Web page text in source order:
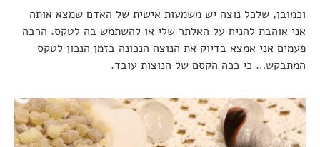
וכמובן, שלכל נוצה יש משמעות אישית של האדם שמצא אותה
אני אוהבת להניח על האלתר שלי או להשתמש בה לטקס. הרבה
פעמים אני אמצא בדיוק את הנוצה הנכונה בזמן הנכון לטקס
המתבקש… כי ככה הקסם של הנוצות עובד.